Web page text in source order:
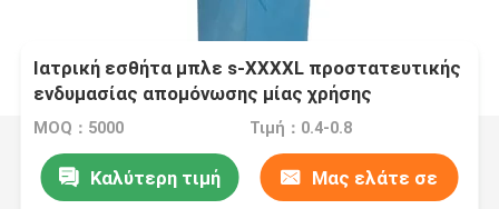
Ιατρική εσθήτα μπλε s-XXXXL προστατευτικής
ενδυμασίας απομόνωσης μίας χρήσης
MOQ：5000 Τιμή：0.4-0.8
Καλύτερη τιμή Μας ελάτε σε